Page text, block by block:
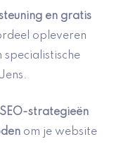
en gratis
opleveren
strategieën
om je website